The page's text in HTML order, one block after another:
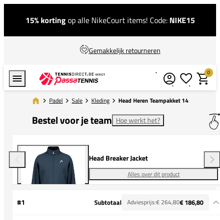
15% kortingop alle NikeCourt items! Code: NIKE15
Gemakkelijk retourneren
0
Padel Sale Kleding Head Heren Teampakket 14
Bestel voor je team Hoe werkt het?
Head Breaker Jacket
Alles over dit product
#1 Subtotaal Adviesprijs:€ 264,80€ 186,80